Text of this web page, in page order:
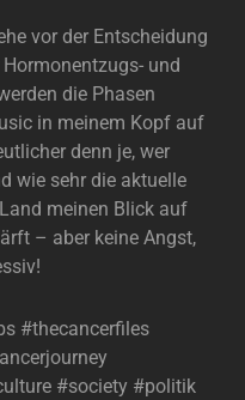
vor der Entscheidung
und
die Phasen
in meinem Kopf auf
denn je, wer
wie sehr die aktuelle
meinen Blick auf
– aber keine Angst,
#thecancerfiles
#society #politik